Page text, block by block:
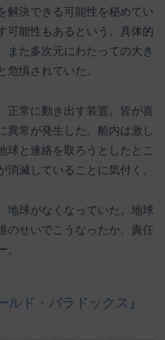
解決できる可能性を秘めてい
可能性もあるという。具体的
また多次元にわたっての大き
危惧されていた。
正常に動き出す装置。皆が喜
異常が発生した。船内は激し
球と連絡を取ろうとしたとこ
消滅していることに気付く。
地球がなくなっていた。地球
のせいでこうなったか、責任
。
ルド・パラドックス』